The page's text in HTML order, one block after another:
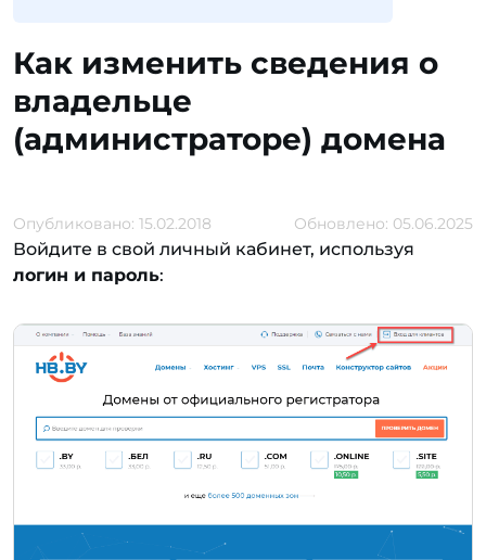
Как изменить сведения о
владельце
(администраторе) домена
Опубликовано: 15.02.2018 Обновлено: 05.06.2025
Войдите в свой личный кабинет, используя
логин и пароль: